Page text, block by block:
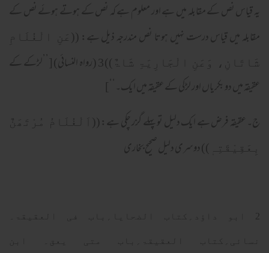
یہ قیاس نص کے مقابلہ میں ہے اور معلوم ہے کہ نص کے ہوتے ہوئے نص کے
مقابلہ میں قیاس درست نہیں ہوتا نص مندرجہ ذیل ہے: ((عَنِ الْغُلَامِ
شَاتَانِ، وَعَنِ الْجَارِیَۃِ شَاۃٌ))
3 (رواہ النسائی) [’’لڑکے کے
عقیقہ میں دو بکریاں اور لڑکی کے عقیقہ میں ایک۔‘‘]
ج۔ عقیقہ فرض ہے ایک دلیل تو پہلے گزر چکی ہے: ((اَلْغُلَامُ مُرْتَھَنٌ
بِعَقِیْقَتِہٖ))دوسری دلیل صحیح بخاری
2 ابو داؤد؍کتاب الضحایا؍باب فی العقیقۃ۔
نسائی؍کتاب العقیقۃ؍باب متی یعق۔ ابن